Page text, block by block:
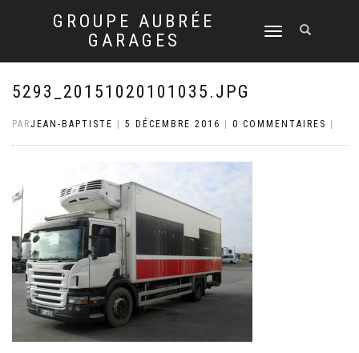
GROUPE AUBRÉE
GARAGES
DÉPLIER
NAVIGATION
5293_20151020101035.JPG
PARJEAN-BAPTISTE 5 DÉCEMBRE 2016 0 COMMENTAIRES